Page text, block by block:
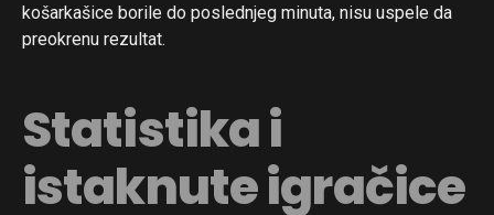
košarkašice borile do poslednjeg minuta, nisu uspele da
preokrenu rezultat.
Statistika i
istaknute igračice